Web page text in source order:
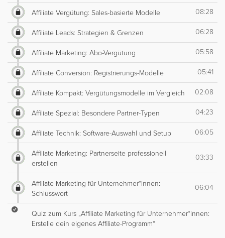
Affiliate Vergütung: Sales-basierte Modelle 08:28
Affiliate Leads: Strategien & Grenzen 06:28
Affiliate Marketing: Abo-Vergütung 05:58
Affiliate Conversion: Registrierungs-Modelle 05:41
Affiliate Kompakt: Vergütungsmodelle im Vergleich 02:08
Affiliate Spezial: Besondere Partner-Typen 04:23
Affiliate Technik: Software-Auswahl und Setup 06:05
Affiliate Marketing: Partnerseite professionell
erstellen
03:33
Affiliate Marketing für Unternehmer*innen:
Schlusswort
06:04
Quiz zum Kurs „Affiliate Marketing für Unternehmer*innen:
Erstelle dein eigenes Affiliate-Programm“